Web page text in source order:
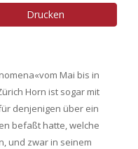
Drucken
Mai bis in
Horn ist sogar mit
denjenigen über ein
befaßt hatte, welche
und zwar in seinem